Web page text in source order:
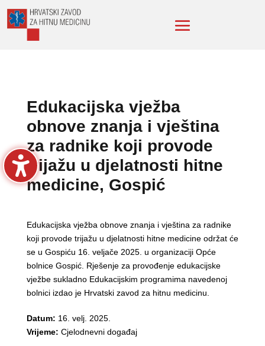
Edukacijska vježba
obnove znanja i vještina
za radnike koji provode
trijažu u djelatnosti hitne
medicine, Gospić
Edukacijska vježba obnove znanja i vještina za radnike
koji provode trijažu u djelatnosti hitne medicine održat će
se u Gospiću 16. veljače 2025. u organizaciji Opće
bolnice Gospić. Rješenje za provođenje edukacijske
vježbe sukladno Edukacijskim programima navedenoj
bolnici izdao je Hrvatski zavod za hitnu medicinu.
Datum: 16. velj. 2025.
Vrijeme: Cjelodnevni događaj